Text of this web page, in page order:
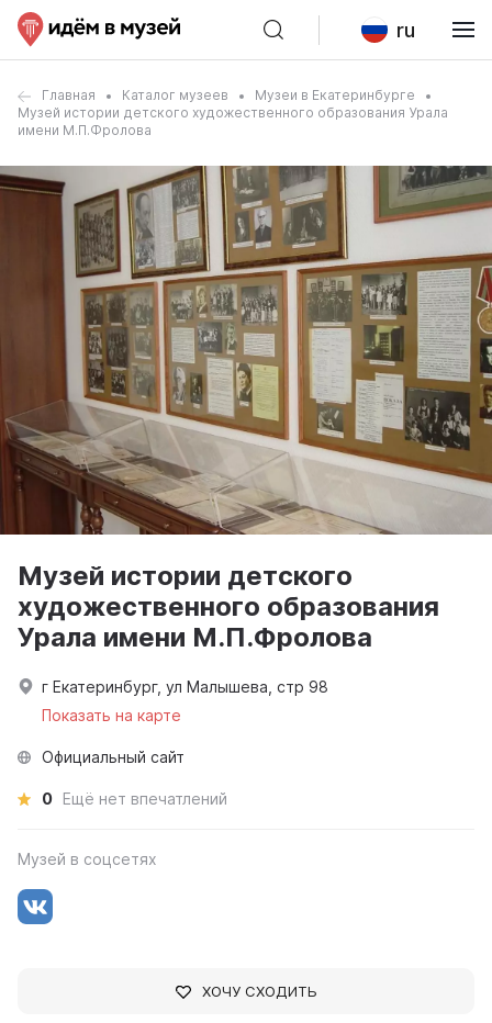
ru
Главная Каталог музеев
Музеи в Екатеринбурге
Музей истории детского художественного образования Урала
имени М.П.Фролова
Музей истории детского
художественного образования
Урала имени М.П.Фролова
г Екатеринбург, ул Малышева, стр 98
Показать на карте
Официальный сайт
0 Ещё нет впечатлений
Музей в соцсетях
ХОЧУ СХОДИТЬ